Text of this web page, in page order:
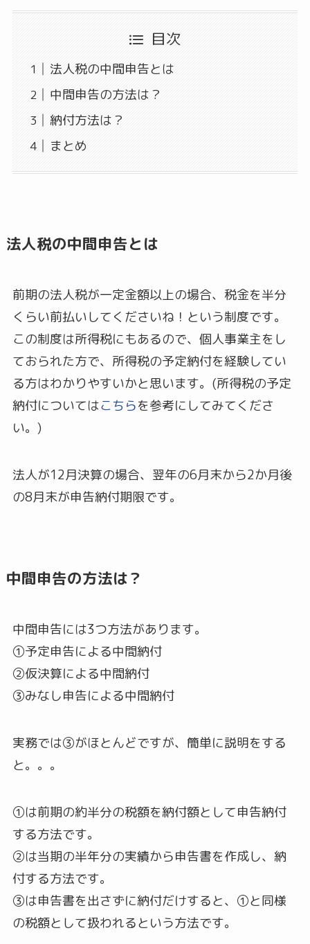
目次
法人税の中間申告とは
中間申告の方法は？
納付方法は？
まとめ
法人税の中間申告とは
前期の法人税が一定金額以上の場合、税金を半分
くらい前払いしてくださいね！という制度です。
この制度は所得税にもあるので、個人事業主をし
ておられた方で、所得税の予定納付を経験してい
る方はわかりやすいかと思います。(所得税の予定
納付についてはこちらを参考にしてみてくださ
い。)
法人が12月決算の場合、翌年の6月末から2か月後
の8月末が申告納付期限です。
中間申告の方法は？
中間申告には3つ方法があります。
①予定申告による中間納付
②仮決算による中間納付
③みなし申告による中間納付
実務では③がほとんどですが、簡単に説明をする
と。。。
①は前期の約半分の税額を納付額として申告納付
する方法です。
②は当期の半年分の実績から申告書を作成し、納
付する方法です。
③は申告書を出さずに納付だけすると、①と同様
の税額として扱われるという方法です。